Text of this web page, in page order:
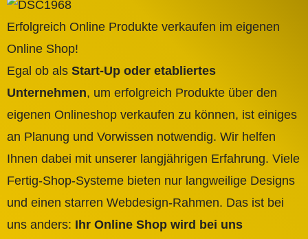
Erfolgreich Online Produkte verkaufen im eigenen
Online Shop!
Egal ob als Start-Up oder etabliertes
Unternehmen, um erfolgreich Produkte über den
eigenen Onlineshop verkaufen zu können, ist einiges
an Planung und Vorwissen notwendig. Wir helfen
Ihnen dabei mit unserer langjährigen Erfahrung. Viele
Fertig-Shop-Systeme bieten nur langweilige Designs
und einen starren Webdesign-Rahmen. Das ist bei
uns anders: Ihr Online Shop wird bei uns